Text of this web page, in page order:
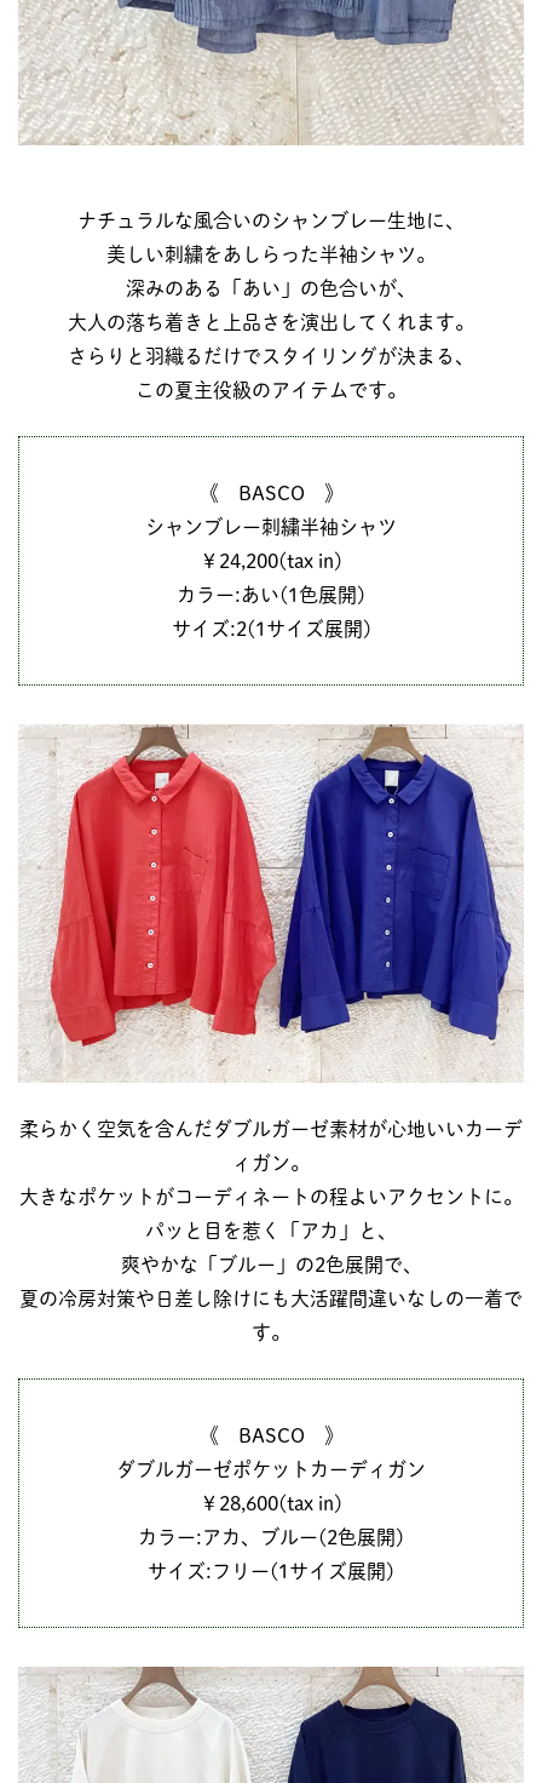
ナチュラルな風合いのシャンブレー生地に、
美しい刺繍をあしらった半袖シャツ。
深みのある「あい」の色合いが、
大人の落ち着きと上品さを演出してくれます。
さらりと羽織るだけでスタイリングが決まる、
この夏主役級のアイテムです。
《 BASCO 》
シャンブレー刺繍半袖シャツ
￥24,200(tax in)
カラー:あい(1色展開)
サイズ:2(1サイズ展開)
柔らかく空気を含んだダブルガーゼ素材が心地いいカーデ
ィガン。
大きなポケットがコーディネートの程よいアクセントに。
パッと目を惹く「アカ」と、
爽やかな「ブルー」の2色展開で、
夏の冷房対策や日差し除けにも大活躍間違いなしの一着で
す。
《 BASCO 》
ダブルガーゼポケットカーディガン
￥28,600(tax in)
カラー:アカ、ブルー(2色展開)
サイズ:フリー(1サイズ展開)